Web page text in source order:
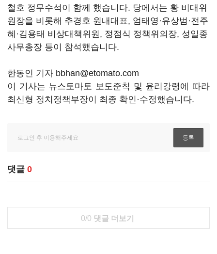
철호 정무수석이 함께 했습니다. 당에서는 황 비대위
원장을 비롯해 추경호 원내대표, 엄태영·유상범·전주
혜·김용태 비상대책위원, 정점식 정책위의장, 성일종
사무총장 등이 참석했습니다.
한동인 기자 bbhan@etomato.com
이 기사는 뉴스토마토 보도준칙 및 윤리강령에 따라
최신형 정치정책부장이 최종 확인·수정했습니다.
댓글 0
0/0 댓글 더보기